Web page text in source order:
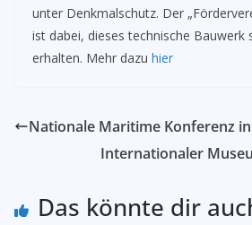
unter Denkmalschutz. Der
ist dabei, dieses technische Bauwerk
erhalten. Mehr dazu hier
Nationale Maritime Konferenz
Internationaler
Das könnte dir